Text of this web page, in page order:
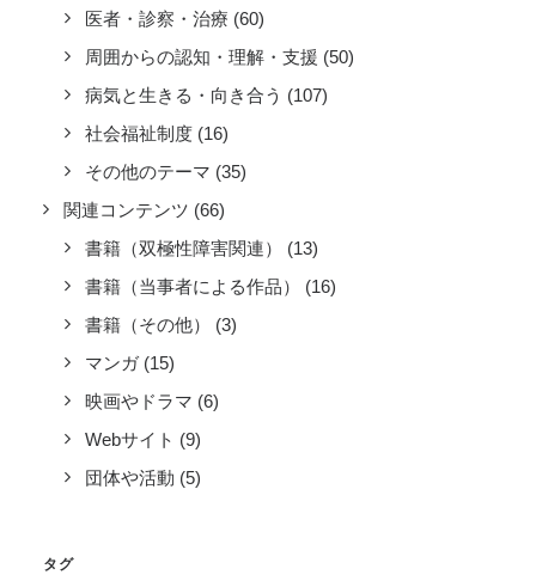
医者・診察・治療 (60)
周囲からの認知・理解・支援 (50)
病気と生きる・向き合う (107)
社会福祉制度 (16)
その他のテーマ (35)
関連コンテンツ (66)
書籍（双極性障害関連）
(13)
書籍（当事者による作品）
(16)
書籍（その他）
(3)
マンガ (15)
映画やドラマ (6)
Webサイト (9)
団体や活動 (5)
タグ